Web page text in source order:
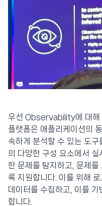
우선 Observability에 대
플랫폼은 애플리케이션의
속하게 분석할 수 있는 도구
의 다양한 구성 요소에서
한 문제를 탐지하고, 문제를
록 지원합니다. 이를 위해
데이터를 수집하고, 이를
합니다.